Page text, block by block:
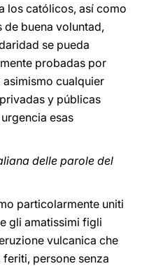
los católicos, así como
buena voluntad,
se pueda
probadas por
cualquier
y públicas
esas
delle parole del
particolarmente uniti
gli amatissimi figli
vulcanica che
persone senza